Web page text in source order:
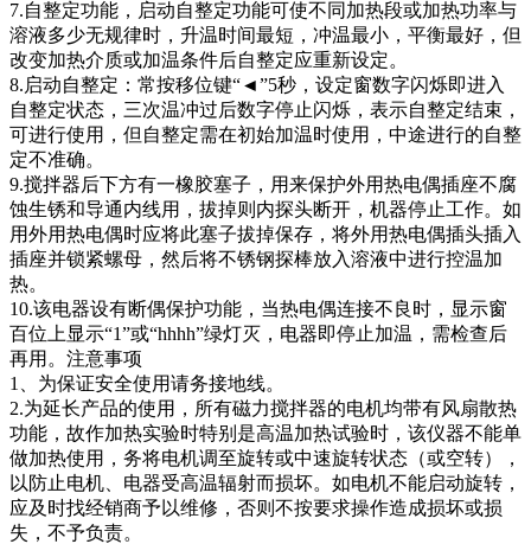
7.自整定功能，启动自整定功能可使不同加热段或加热功率与
溶液多少无规律时，升温时间最短，冲温最小，平衡最好，但
改变加热介质或加温条件后自整定应重新设定。
8.启动自整定：常按移位键“◄”5秒，设定窗数字闪烁即进入
自整定状态，三次温冲过后数字停止闪烁，表示自整定结束，
可进行使用，但自整定需在初始加温时使用，中途进行的自整
定不准确。
9.搅拌器后下方有一橡胶塞子，用来保护外用热电偶插座不腐
蚀生锈和导通内线用，拔掉则内探头断开，机器停止工作。如
用外用热电偶时应将此塞子拔掉保存，将外用热电偶插头插入
插座并锁紧螺母，然后将不锈钢探棒放入溶液中进行控温加
热。
10.该电器设有断偶保护功能，当热电偶连接不良时，显示窗
百位上显示“1”或“hhhh”绿灯灭，电器即停止加温，需检查后
再用。注意事项
1、为保证安全使用请务接地线。
2.为延长产品的使用，所有磁力搅拌器的电机均带有风扇散热
功能，故作加热实验时特别是高温加热试验时，该仪器不能单
做加热使用，务将电机调至旋转或中速旋转状态（或空转），
以防止电机、电器受高温辐射而损坏。如电机不能启动旋转，
应及时找经销商予以维修，否则不按要求操作造成损坏或损
失，不予负责。